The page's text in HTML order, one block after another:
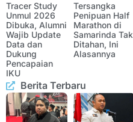
Tracer Study
Unmul 2026
Dibuka, Alumni
Wajib Update
Data dan
Dukung
Pencapaian
IKU
Tersangka
Penipuan Half
Marathon di
Samarinda Tak
Ditahan, Ini
Alasannya
Berita Terbaru